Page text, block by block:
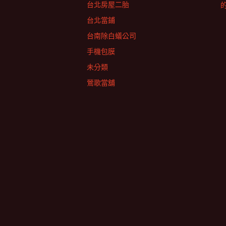
台北房屋二胎
台北當鋪
台南除白蟻公司
手機包膜
未分類
鶯歌當舖